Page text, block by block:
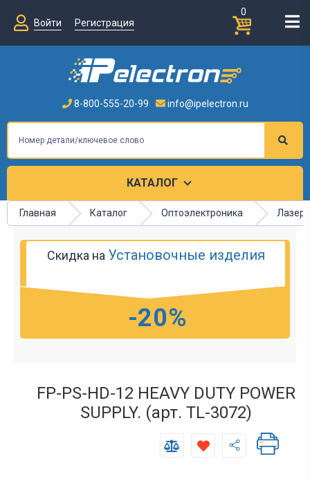
0
Войти
Регистрация
8-800-555-20-99 info@ipelectron.ru
КАТАЛОГ
Главная Каталог Оптоэлектроника
Скидка на Установочные изделия
-20%
FP-PS-HD-12 HEAVY DUTY POWER
SUPPLY. (арт. TL-3072)